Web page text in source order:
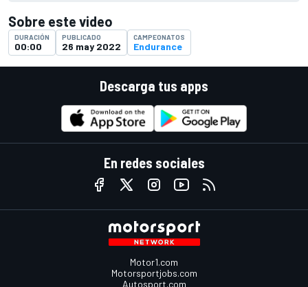
Sobre este video
DURACIÓN
00:00
PUBLICADO
26 may 2022
CAMPEONATOS
Endurance
Descarga tus apps
En redes sociales
Motor1.com
Motorsportjobs.com
Autosport.com